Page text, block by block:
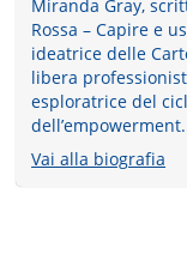
Miranda Gray,
Rossa – Capire e
ideatrice delle
libera
esploratrice del
Vai alla biografia